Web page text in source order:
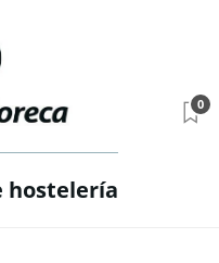
hostelería
0